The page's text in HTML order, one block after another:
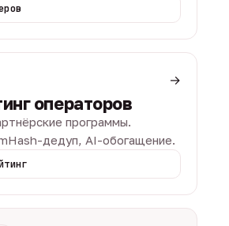
→
операторов
программы.
дедуп, AI-обогащение.